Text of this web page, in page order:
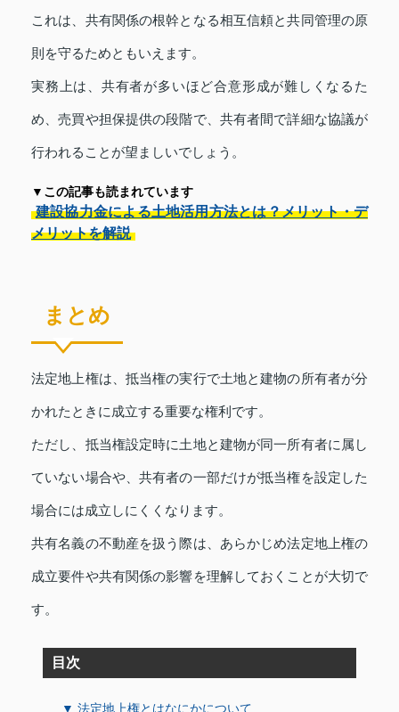
これは、共有関係の根幹となる相互信頼と共同管理の原
則を守るためともいえます。
実務上は、共有者が多いほど合意形成が難しくなるた
め、売買や担保提供の段階で、共有者間で詳細な協議が
行われることが望ましいでしょう。
▼この記事も読まれています
建設協力金による土地活用方法とは？メリット・デ
メリットを解説
まとめ
法定地上権は、抵当権の実行で土地と建物の所有者が分
かれたときに成立する重要な権利です。
ただし、抵当権設定時に土地と建物が同一所有者に属し
ていない場合や、共有者の一部だけが抵当権を設定した
場合には成立しにくくなります。
共有名義の不動産を扱う際は、あらかじめ法定地上権の
成立要件や共有関係の影響を理解しておくことが大切で
す。
目次
▼ 法定地上権とはなにかについて